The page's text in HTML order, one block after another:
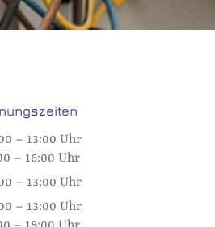
der Gemeindewerke Schönkirchen
– 13:00 Uhr
– 16:00 Uhr
– 13:00 Uhr
– 13:00 Uhr